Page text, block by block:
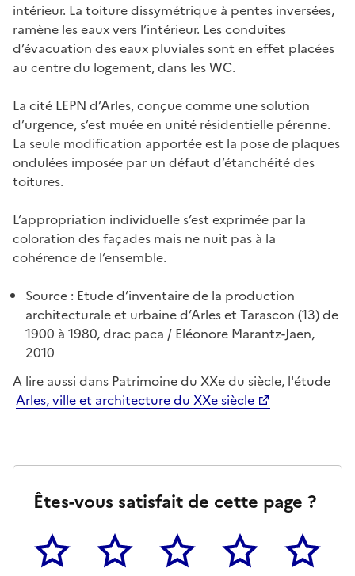
intérieur. La toiture dissymétrique à pentes inversées,
ramène les eaux vers l’intérieur. Les conduites
d’évacuation des eaux pluviales sont en effet placées
au centre du logement, dans les WC.
La cité LEPN d’Arles, conçue comme une solution
d’urgence, s’est muée en unité résidentielle pérenne.
La seule modification apportée est la pose de plaques
ondulées imposée par un défaut d’étanchéité des
toitures.
L’appropriation individuelle s’est exprimée par la
coloration des façades mais ne nuit pas à la
cohérence de l’ensemble.
Source : Etude d’inventaire de la production
architecturale et urbaine d’Arles et Tarascon (13) de
1900 à 1980, drac paca / Eléonore Marantz-Jaen,
2010
A lire aussi dans Patrimoine du XXe du siècle, l'étude
Arles, ville et architecture du XXe siècle
Êtes-vous satisfait de cette page ?
1 2 3 4 5